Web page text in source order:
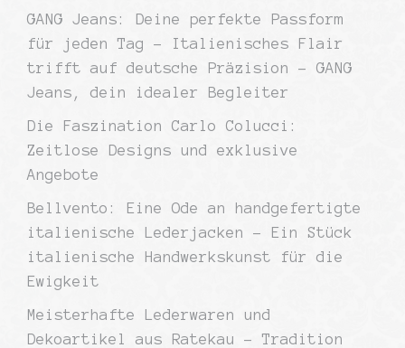
GANG Jeans: Deine perfekte Passform
für jeden Tag – Italienisches Flair
trifft auf deutsche Präzision – GANG
Jeans, dein idealer Begleiter
Die Faszination Carlo Colucci:
Zeitlose Designs und exklusive
Angebote
Bellvento: Eine Ode an handgefertigte
italienische Lederjacken – Ein Stück
italienische Handwerkskunst für die
Ewigkeit
Meisterhafte Lederwaren und
Dekoartikel aus Ratekau – Tradition